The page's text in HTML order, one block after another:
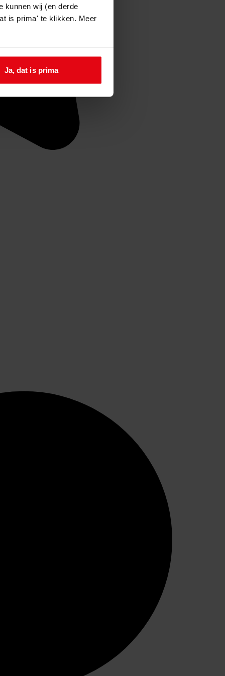
kunnen wij (en derde
is prima' te klikken. Meer
Ja, dat is prima